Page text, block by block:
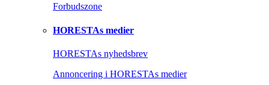
Forbudszone
HORESTAs medier
HORESTAs nyhedsbrev
Annoncering i HORESTAs medier